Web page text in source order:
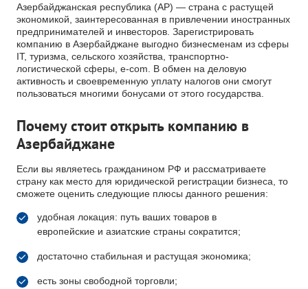
Азербайджанская республика (АР) — страна с растущей
экономикой, заинтересованная в привлечении иностранных
предпринимателей и инвесторов. Зарегистрировать
компанию в Азербайджане выгодно бизнесменам из сферы
IT, туризма, сельского хозяйства, транспортно-
логистической сферы, e-com. В обмен на деловую
активность и своевременную уплату налогов они смогут
пользоваться многими бонусами от этого государства.
Почему стоит открыть компанию в
Азербайджане
Если вы являетесь гражданином РФ и рассматриваете
страну как место для юридической регистрации бизнеса, то
сможете оценить следующие плюсы данного решения:
удобная локация: путь ваших товаров в
европейские и азиатские страны сократится;
достаточно стабильная и растущая экономика;
есть зоны свободной торговли;